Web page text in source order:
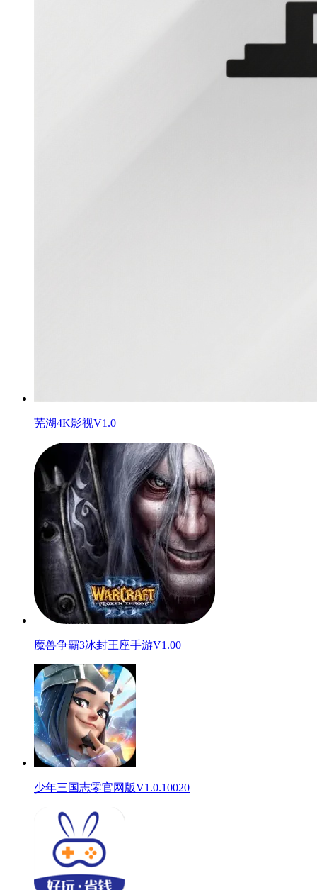
芜湖4K影视V1.0
魔兽争霸3冰封王座手游V1.00
少年三国志零官网版V1.0.10020